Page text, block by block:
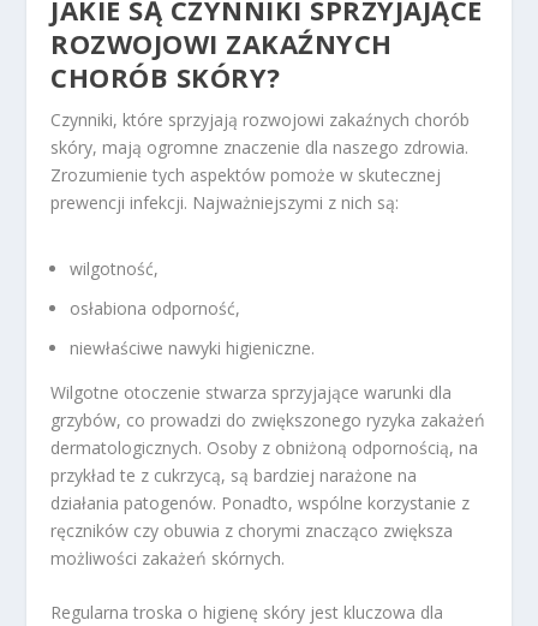
JAKIE SĄ CZYNNIKI SPRZYJAJĄCE
ROZWOJOWI ZAKAŹNYCH
CHORÓB SKÓRY?
Czynniki, które sprzyjają rozwojowi zakaźnych chorób
skóry, mają ogromne znaczenie dla naszego zdrowia.
Zrozumienie tych aspektów pomoże w skutecznej
prewencji infekcji. Najważniejszymi z nich są:
wilgotność,
osłabiona odporność,
niewłaściwe nawyki higieniczne.
Wilgotne otoczenie stwarza sprzyjające warunki dla
grzybów, co prowadzi do zwiększonego ryzyka zakażeń
dermatologicznych. Osoby z obniżoną odpornością, na
przykład te z cukrzycą, są bardziej narażone na
działania patogenów. Ponadto, wspólne korzystanie z
ręczników czy obuwia z chorymi znacząco zwiększa
możliwości zakażeń skórnych.
Regularna troska o higienę skóry jest kluczowa dla